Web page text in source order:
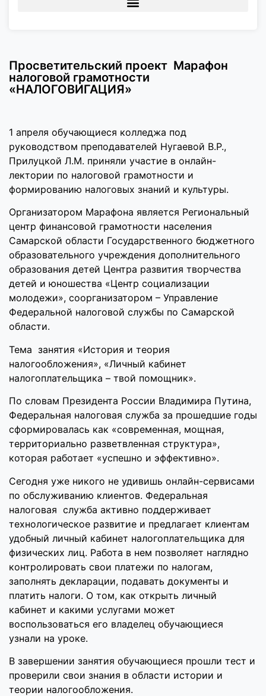
Просветительский проект Марафон
налоговой грамотности
«НАЛОГОВИГАЦИЯ»
1 апреля обучающиеся колледжа под
руководством преподавателей Нугаевой В.Р.,
Прилуцкой Л.М. приняли участие в онлайн-
лектории по налоговой грамотности и
формированию налоговых знаний и культуры.
Организатором Марафона является Региональный
центр финансовой грамотности населения
Самарской области Государственного бюджетного
образовательного учреждения дополнительного
образования детей Центра развития творчества
детей и юношества «Центр социализации
молодежи», соорганизатором – Управление
Федеральной налоговой службы по Самарской
области.
Тема занятия «История и теория
налогообложения», «Личный кабинет
налогоплательщика – твой помощник».
По словам Президента России Владимира Путина,
Федеральная налоговая служба за прошедшие годы
сформировалась как «современная, мощная,
территориально разветвленная структура»,
которая работает «успешно и эффективно».
Сегодня уже никого не удивишь онлайн-сервисами
по обслуживанию клиентов. Федеральная
налоговая служба активно поддерживает
технологическое развитие и предлагает клиентам
удобный личный кабинет налогоплательщика для
физических лиц. Работа в нем позволяет наглядно
контролировать свои платежи по налогам,
заполнять декларации, подавать документы и
платить налоги. О том, как открыть личный
кабинет и какими услугами может
воспользоваться его владелец обучающиеся
узнали на уроке.
В завершении занятия обучающиеся прошли тест и
проверили свои знания в области истории и
теории налогообложения.